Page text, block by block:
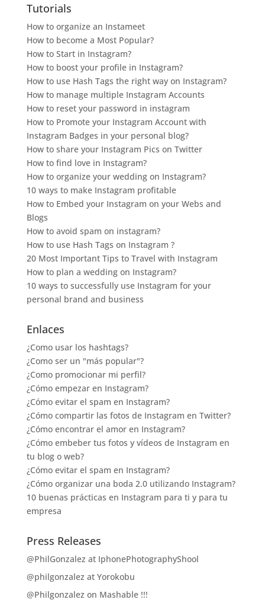
Tutorials
How to organize an Instameet
How to become a Most Popular?
How to Start in Instagram?
How to boost your profile in Instagram?
How to use Hash Tags the right way on Instagram?
How to manage multiple Instagram Accounts
How to reset your password in instagram
How to Promote your Instagram Account with
Instagram Badges in your personal blog?
How to share your Instagram Pics on Twitter
How to find love in Instagram?
How to organize your wedding on Instagram?
10 ways to make Instagram profitable
How to Embed your Instagram on your Webs and
Blogs
How to avoid spam on instagram?
How to use Hash Tags on Instagram ?
20 Most Important Tips to Travel with Instagram
How to plan a wedding on Instagram?
10 ways to successfully use Instagram for your
personal brand and business
Enlaces
¿Como usar los hashtags?
¿Como ser un "más popular"?
¿Como promocionar mi perfil?
¿Cómo empezar en Instagram?
¿Cómo evitar el spam en Instagram?
¿Cómo compartir las fotos de Instagram en Twitter?
¿Cómo encontrar el amor en Instagram?
¿Cómo embeber tus fotos y vídeos de Instagram en
tu blog o web?
¿Cómo evitar el spam en Instagram?
¿Cómo organizar una boda 2.0 utilizando Instagram?
10 buenas prácticas en Instagram para ti y para tu
empresa
Press Releases
@PhilGonzalez at IphonePhotographyShool
@philgonzalez at Yorokobu
@Philgonzalez on Mashable !!!